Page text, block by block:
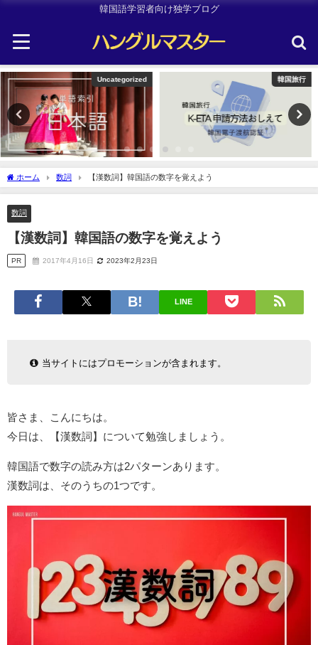
韓国語学習者向け独学ブログ
韓国旅行 Uncategorized
ホーム 数詞 【漢数詞】韓国語の数字を覚えよう
数詞
【漢数詞】韓国語の数字を覚えよう
PR 2017年4月16日 2023年2月23日
LINE
当サイトにはプロモーションが含まれます。
皆さま、こんにちは。
今日は、【漢数詞】について勉強しましょう。
韓国語で数字の読み方は2パターンあります。
漢数詞は、そのうちの1つです。